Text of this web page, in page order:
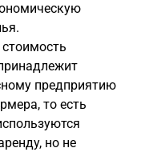
предприятию
то есть
но не